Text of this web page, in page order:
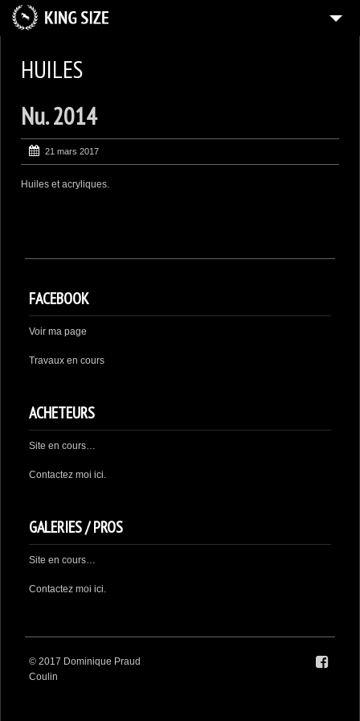
HUILES
ENCRES
AQUARELLES
HUILES
Nu. 2014
21 mars 2017
Huiles et acryliques.
FACEBOOK
Voir ma page
Travaux en cours
ACHETEURS
Site en cours…
Contactez moi ici.
GALERIES / PROS
Site en cours…
Contactez moi ici.
© 2017 Dominique Praud
Coulin